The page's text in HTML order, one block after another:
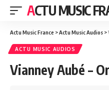
ACTU MUSIC
Actu Music France >Actu Music Audios >
ACTU MUSIC AUDIOS
Vianney Aubé –